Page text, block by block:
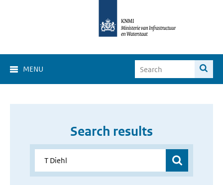
MENU
Search results